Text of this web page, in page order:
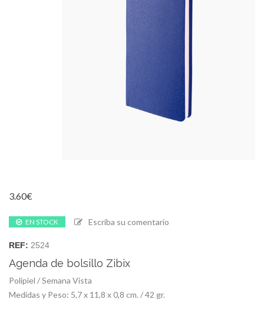
3.60€
EN STOCK Escriba su comentario
REF: 2524
Agenda de bolsillo Zibix
Polipiel / Semana Vista
Medidas y Peso: 5,7 x 11,8 x 0,8 cm. / 42 gr.